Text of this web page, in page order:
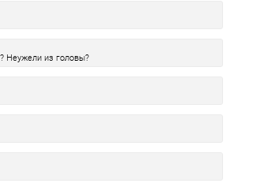
Неужели из головы?